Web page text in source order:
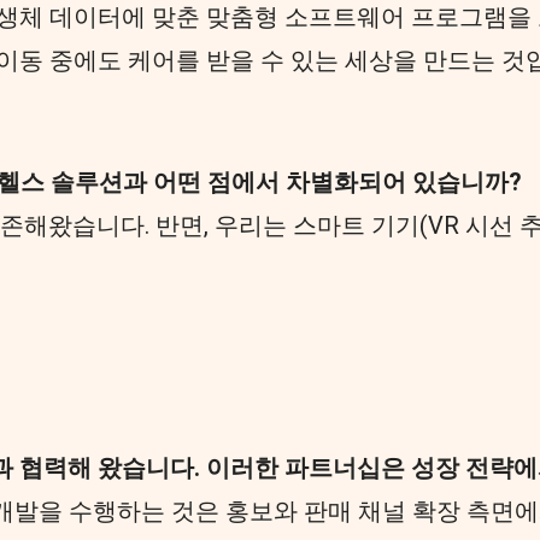
체 데이터에 맞춘 맞춤형 소프트웨어 프로그램
동 중에도 케어를 받을 수 있는 세상을 만드는 것
스 솔루션과 어떤 점에서 차별화되어 있습니까?
해왔습니다. 반면, 우리는 스마트 기기(VR 시선
력해 왔습니다. 이러한 파트너십은 성장 전략
을 수행하는 것은 홍보와 판매 채널 확장 측면